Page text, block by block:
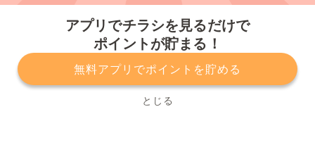
アプリでチラシを見るだけで
ポイントが貯まる！
無料アプリでポイントを貯める
とじる
プライバシーポリシー 利用規約
運営会社
サービスに関してのお問い合わせ